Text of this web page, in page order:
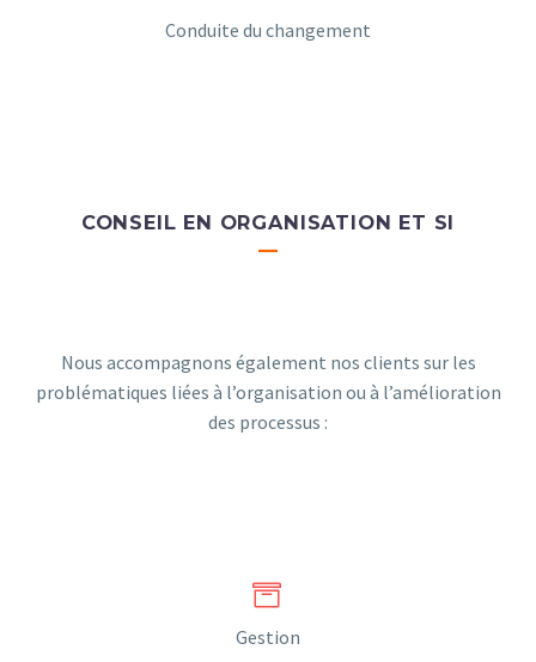
Conduite du changement
CONSEIL EN ORGANISATION ET SI
—
Nous accompagnons également nos clients sur les
problématiques liées à l’organisation ou à l’amélioration
des processus :


Gestion